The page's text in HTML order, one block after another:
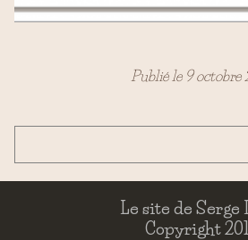
Publié le 9 octobre
Le site de Serge
Copyright